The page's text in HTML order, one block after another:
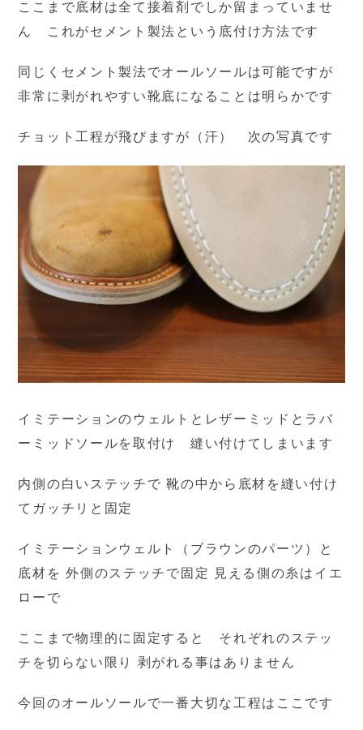
ここまで底材は全て接着剤でしか留まっていませ
ん これがセメント製法という底付け方法です
同じくセメント製法でオールソールは可能ですが
非常に剥がれやすい靴底になることは明らかです
チョット工程が飛びますが（汗） 次の写真です
イミテーションのウェルトとレザーミッドとラバ
ーミッドソールを取付け 縫い付けてしまいます
内側の白いステッチで 靴の中から底材を縫い付け
てガッチリと固定
イミテーションウェルト（ブラウンのパーツ）と
底材を 外側のステッチで固定 見える側の糸はイエ
ローで
ここまで物理的に固定すると それぞれのステッ
チを切らない限り 剥がれる事はありません
今回のオールソールで一番大切な工程はここです